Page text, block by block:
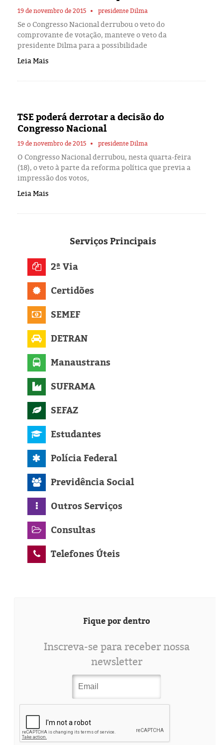
19 de novembro de 2015 presidente Dilma
Se o Congresso Nacional derrubou o veto do
comprovante de votação, manteve o veto da
presidente Dilma para a possibilidade
Leia Mais
TSE poderá derrotar a decisão do
Congresso Nacional
19 de novembro de 2015 presidente Dilma
O Congresso Nacional derrubou, nesta quarta-feira
(18), o veto à parte da reforma política que previa a
impressão dos votos,
Leia Mais
ServiçosPrincipais
2ª Via
Certidões
SEMEF
DETRAN
Manaustrans
SUFRAMA
SEFAZ
Estudantes
Polícia Federal
Previdência Social
Outros Serviços
Consultas
Telefones Úteis
Fique por dentro
Inscreva-se para receber nossa
newsletter